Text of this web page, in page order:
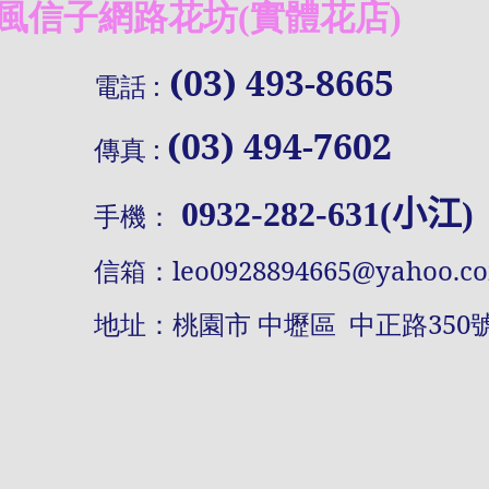
子網路花坊(實體花店)
話 : (03) 493-8665
真 : (03) 494-7602
機： 0932-282-631(小江)
箱：
：桃園市 中壢區 中正路350